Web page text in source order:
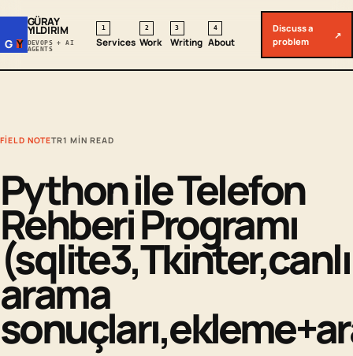
G Y
GÜRAY
YILDIRIM
DEVOPS + AI
AGENTS
1
Services
2
Work
3
Writing
4
About
Discuss a
problem
↗
FIELD NOTETR1 MIN READ
Python ile Telefon
Rehberi Programı
(sqlite3,Tkinter,canlı
arama